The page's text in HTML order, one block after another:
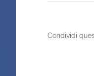
Condividi